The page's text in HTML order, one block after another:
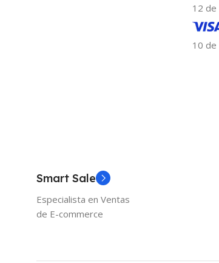
12 de
10 de
Smart Sale
Especialista en Ventas
de E-commerce